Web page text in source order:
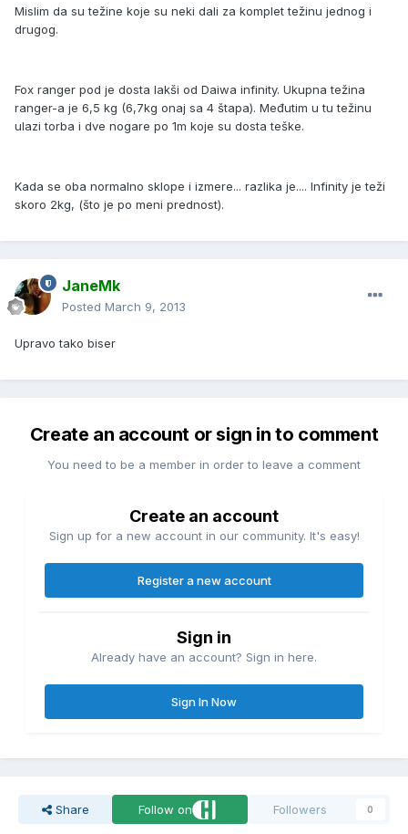
Mislim da su težine koje su neki dali za komplet težinu jednog i
drugog.
Fox ranger pod je dosta lakši od Daiwa infinity. Ukupna težina
ranger-a je 6,5 kg (6,7kg onaj sa 4 štapa). Međutim u tu težinu
ulazi torba i dve nogare po 1m koje su dosta teške.
Kada se oba normalno sklope i izmere... razlika je.... Infinity je teži
skoro 2kg, (što je po meni prednost).
JaneMk
Posted March 9, 2013
Upravo tako biser
Create an account or sign in to comment
You need to be a member in order to leave a comment
Create an account
Sign up for a new account in our community. It's easy!
Register a new account
Sign in
Already have an account? Sign in here.
Sign In Now
Share Follow on Followers 0